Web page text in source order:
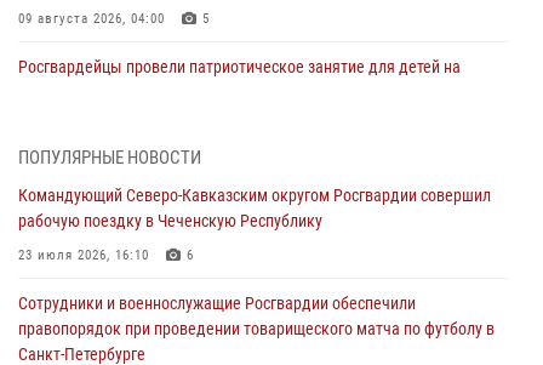
09 августа 2026, 04:00 5
Росгвардейцы провели патриотическое занятие для детей на
юных воспитанников спортивной школы
08 августа 2026, 13:00
стен музея истории космонавтики в Калуге
08 августа 2026, 09:29 2
ПОПУЛЯРНЫЕ НОВОСТИ
Командующий Северо-Кавказским округом Росгвардии совершил
рабочую поездку в Чеченскую Республику
23 июля 2026, 16:10 6
Сотрудники и военнослужащие Росгвардии обеспечили
правопорядок при проведении товарищеского матча по футболу в
Санкт-Петербурге